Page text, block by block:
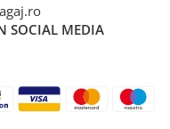
SOCIAL MEDIA